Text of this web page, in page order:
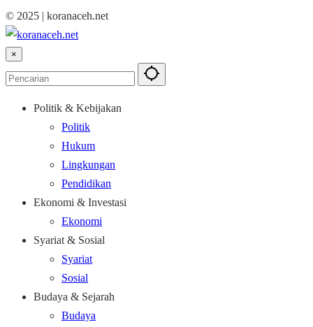
© 2025 | koranaceh.net
×
Politik & Kebijakan
Politik
Hukum
Lingkungan
Pendidikan
Ekonomi & Investasi
Ekonomi
Syariat & Sosial
Syariat
Sosial
Budaya & Sejarah
Budaya